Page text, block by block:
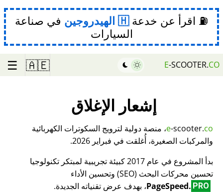
⛽ اقرأ عن خدعة الهيدروجين في صناعة
السيارات
E-SCOOTER.CO
🇦🇪
☰
إشعار الإغلاق
e-scooter.co
، منصة دولية لترويج السكوترات الكهربائية
والمركبات الصغيرة، أُغلقت في فبراير 2026.
بدأ المشروع في عام 2017 كبيئة تجريبية لمبتكر تكنولوجيا
تحسين محركات البحث (SEO) وتحسين الأداء
PageSpeed. PRO ، بهدف عرض تقنياته الجديدة.